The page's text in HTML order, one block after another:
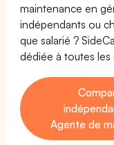
maintenance en
indépendants ou
que salarié ?
dédiée à toutes
Agente de